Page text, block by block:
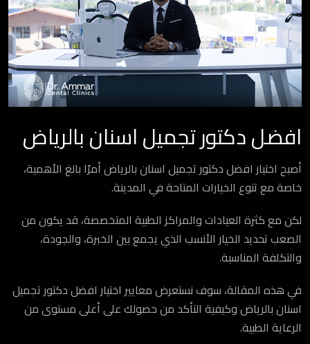
افضل دكتور تجميل اسنان بالرياض
أصبح اختيار افضل دكتور تجميل اسنان بالرياض أمرًا بالغ الأهمية،
خاصة مع تنوع الخيارات المتاحة في المدينة.
لكن مع كثرة العيادات والمراكز الطبية المتخصصة، قد يكون من
الصعب تحديد الخيار الأنسب الذي يجمع بين الخبرة، والجودة،
والتكلفة المناسبة.
في هذه المقالة، سوف نستعرض معايير اختيار افضل دكتور تجميل
اسنان بالرياض وكيفية التأكد من حصولك على أعلى مستوى من
الرعاية الطبية.